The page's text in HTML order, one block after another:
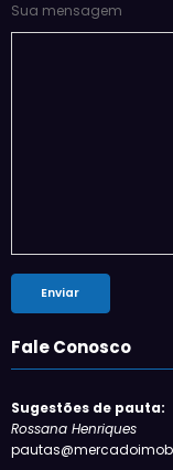
Sua mensagem
Fale Conosco
Sugestões de pauta:
Rossana Henriques